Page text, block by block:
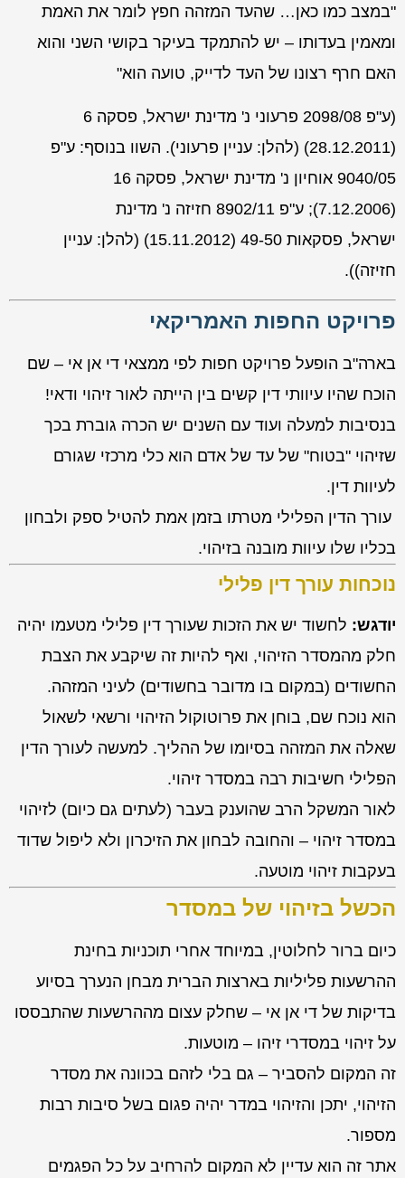
"במצב כמו כאן… שהעד המזהה חפץ לומר את האמת
ומאמין בעדותו – יש להתמקד בעיקר בקושי השני והוא
האם חרף רצונו של העד לדייק, טועה הוא"
(ע"פ 2098/08 פרעוני נ' מדינת ישראל
, פסקה 6
(28.12.2011) (להלן:
עניין פרעוני). השוו בנוסף: ע"פ
9040/05 אוחיון נ' מדינת ישראל,
פסקה 16
(
7.12.2006)
; ע"פ 8902/11
חזיזה נ' מדינת
ישראל, פסקאות 49-50 (15.11.2012) (להלן:
עניין
חזיזה)).
פרויקט החפות האמריקאי
בארה"ב הופעל פרויקט חפות לפי ממצאי די אן אי – שם
הוכח שהיו עיוותי דין קשים בין הייתה לאור זיהוי ודאי!
בנסיבות למעלה ועוד עם השנים יש הכרה גוברת בכך
שזיהוי "בטוח" של עד של אדם הוא כלי מרכזי שגורם
לעיוות דין.
עורך הדין הפלילי מטרתו בזמן אמת להטיל ספק ולבחון
בכליו שלו עיוות מובנה בזיהוי.
נוכחות עורך דין פלילי
יודגש: לחשוד יש את הזכות שעורך דין פלילי מטעמו יהיה
חלק מהמסדר הזיהוי, ואף להיות זה שיקבע את הצבת
החשודים (במקום בו מדובר בחשודים) לעיני המזהה.
הוא נוכח שם, בוחן את פרוטוקול הזיהוי ורשאי לשאול
שאלה את המזהה בסיומו של ההליך. למעשה לעורך הדין
הפלילי חשיבות רבה במסדר זיהוי.
לאור המשקל הרב שהוענק בעבר (לעתים גם כיום) לזיהוי
במסדר זיהוי – והחובה לבחון את הזיכרון ולא ליפול שדוד
בעקבות זיהוי מוטעה.
הכשל בזיהוי של במסדר
כיום ברור לחלוטין, במיוחד אחרי תוכניות בחינת
ההרשעות פליליות בארצות הברית מבחן הנערך בסיוע
בדיקות של די אן אי – שחלק עצום מההרשעות שהתבססו
על זיהוי במסדרי זיהו – מוטעות.
זה המקום להסביר – גם בלי לזהם בכוונה את מסדר
הזיהוי, יתכן והזיהוי במדר יהיה פגום בשל סיבות רבות
מספור.
אתר זה הוא עדיין לא המקום להרחיב על כל הפגמים